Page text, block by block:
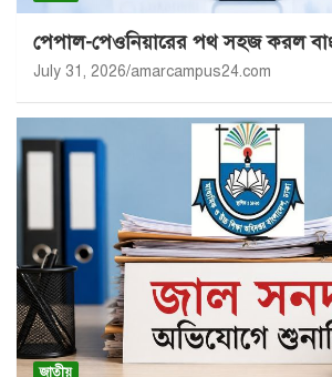
পেপাল-পেওনিয়ারের পথ সহজ করল
July 31, 2026 amarcampus24.com
জাতীয়